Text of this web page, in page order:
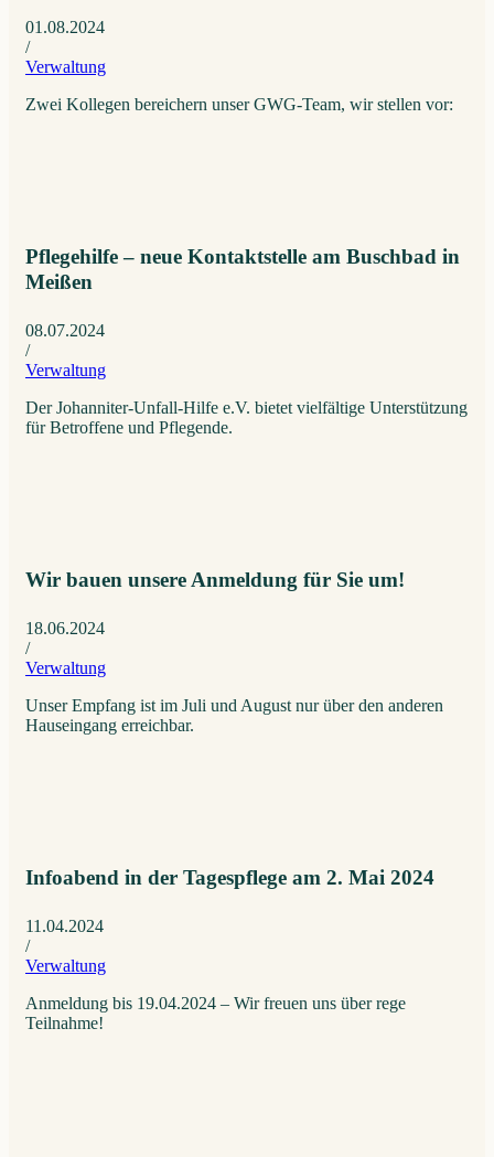
01.08.2024
/
Verwaltung
Zwei Kollegen bereichern unser GWG-Team, wir stellen vor:
Pflegehilfe – neue Kontaktstelle am Buschbad in
Meißen
08.07.2024
/
Verwaltung
Der Johanniter-Unfall-Hilfe e.V. bietet vielfältige Unterstützung
für Betroffene und Pflegende.
Wir bauen unsere Anmeldung für Sie um!
18.06.2024
/
Verwaltung
Unser Empfang ist im Juli und August nur über den anderen
Hauseingang erreichbar.
Infoabend in der Tagespflege am 2. Mai 2024
11.04.2024
/
Verwaltung
Anmeldung bis 19.04.2024 – Wir freuen uns über rege
Teilnahme!